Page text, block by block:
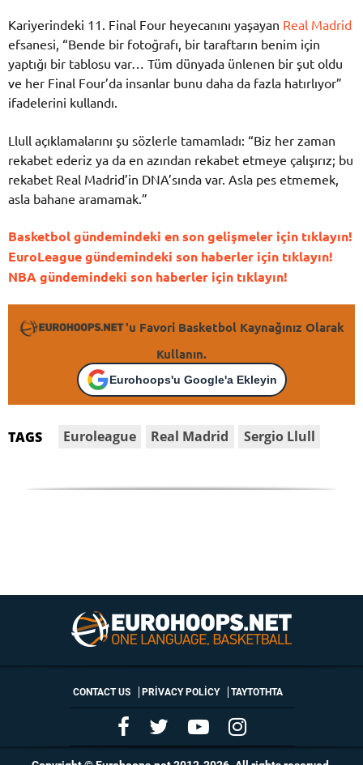
Kariyerindeki 11. Final Four heyecanını yaşayan Real Madrid
efsanesi, “Bende bir fotoğrafı, bir taraftarın benim için
yaptığı bir tablosu var… Tüm dünyada ünlenen bir şut oldu
ve her Final Four’da insanlar bunu daha da fazla hatırlıyor”
ifadelerini kullandı.
Llull açıklamalarını şu sözlerle tamamladı: “Biz her zaman
rekabet ederiz ya da en azından rekabet etmeye çalışırız; bu
rekabet Real Madrid’in DNA’sında var. Asla pes etmemek,
asla bahane aramamak.”
Basketbol gündemindeki en son gelişmeler için tıklayın!
EuroLeague gündemindeki son haberler için tıklayın!
NBA gündemindeki son haberler için tıklayın!
'u Favori Basketbol Kaynağınız Olarak
Kullanın.
Eurohoops'u Google'a Ekleyin
TAGS Euroleague Real Madrid Sergio Llull
CONTACT US PRIVACY POLICY ΤΑΥΤΟΤΗΤΑ